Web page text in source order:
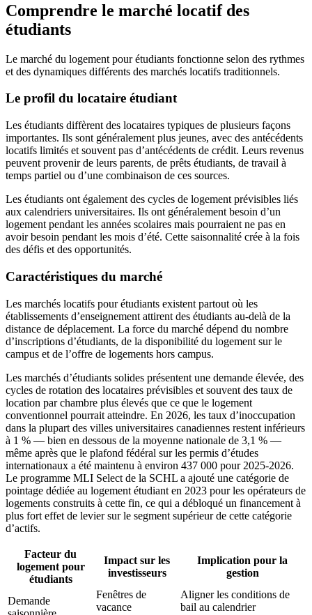
Comprendre le marché locatif des
étudiants
Le marché du logement pour étudiants fonctionne selon des rythmes
et des dynamiques différents des marchés locatifs traditionnels.
Le profil du locataire étudiant
Les étudiants diffèrent des locataires typiques de plusieurs façons
importantes. Ils sont généralement plus jeunes, avec des antécédents
locatifs limités et souvent pas d’antécédents de crédit. Leurs revenus
peuvent provenir de leurs parents, de prêts étudiants, de travail à
temps partiel ou d’une combinaison de ces sources.
Les étudiants ont également des cycles de logement prévisibles liés
aux calendriers universitaires. Ils ont généralement besoin d’un
logement pendant les années scolaires mais pourraient ne pas en
avoir besoin pendant les mois d’été. Cette saisonnalité crée à la fois
des défis et des opportunités.
Caractéristiques du marché
Les marchés locatifs pour étudiants existent partout où les
établissements d’enseignement attirent des étudiants au-delà de la
distance de déplacement. La force du marché dépend du nombre
d’inscriptions d’étudiants, de la disponibilité du logement sur le
campus et de l’offre de logements hors campus.
Les marchés d’étudiants solides présentent une demande élevée, des
cycles de rotation des locataires prévisibles et souvent des taux de
location par chambre plus élevés que ce que le logement
conventionnel pourrait atteindre. En 2026, les taux d’inoccupation
dans la plupart des villes universitaires canadiennes restent inférieurs
à 1 % — bien en dessous de la moyenne nationale de 3,1 % —
même après que le plafond fédéral sur les permis d’études
internationaux a été maintenu à environ 437 000 pour 2025-2026.
Le programme MLI Select de la SCHL a ajouté une catégorie de
pointage dédiée au logement étudiant en 2023 pour les opérateurs de
logements construits à cette fin, ce qui a débloqué un financement à
plus fort effet de levier sur le segment supérieur de cette catégorie
d’actifs.
Facteur du
logement pour
étudiants
Impact sur les
investisseurs
Implication pour la
gestion
Demande
Fenêtres de
vacance
Aligner les conditions de
bail au calendrier